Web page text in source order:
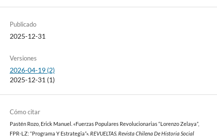
Publicado
2025-12-31
Versiones
2026-04-19 (2)
2025-12-31 (1)
Cómo citar
Pastén Rozo, Erick Manuel. «Fuerzas Populares Revolucionarias “Lorenzo Zelaya”,
FPR-LZ: “Programa Y Estrategia”». REVUELTAS. Revista Chilena De Historia Social